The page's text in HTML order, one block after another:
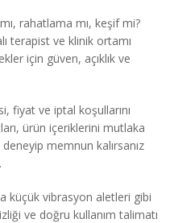
rahatlama mı, keşif mi?
terapist ve klinik ortamı
için güven, açıklık ve
fiyat ve iptal koşullarını
ürün içeriklerini mutlaka
memnun kalırsanız
küçük vibrasyon aletleri gibi
ve doğru kullanım talimatı